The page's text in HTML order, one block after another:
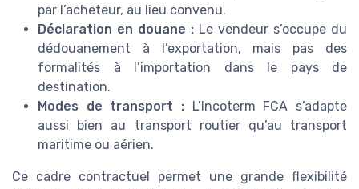
par l’acheteur, au lieu convenu.
Déclaration en douane : Le vendeur s’occupe du
dédouanement à l’exportation, mais pas des
formalités à l’importation dans le pays de
destination.
Modes de transport : L’Incoterm FCA s’adapte
aussi bien au transport routier qu’au transport
maritime ou aérien.
Ce cadre contractuel permet une grande flexibilité